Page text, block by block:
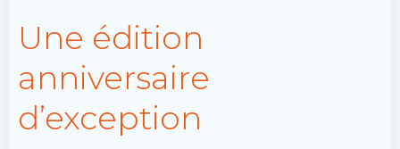
Une édition
anniversaire
d’exception